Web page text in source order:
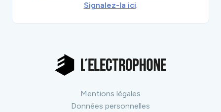
Signalez-la ici.
Mentions légales
Données personnelles